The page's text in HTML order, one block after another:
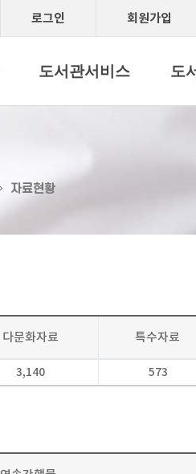
로그인 회원가입
도서관서비스 도
자료현황
다문화자료 특수자료
3,140 573